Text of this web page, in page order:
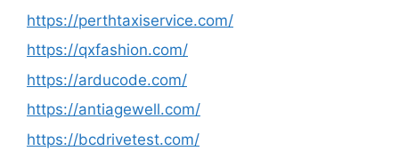
https://perthtaxiservice.com/
https://qxfashion.com/
https://arducode.com/
https://antiagewell.com/
https://bcdrivetest.com/